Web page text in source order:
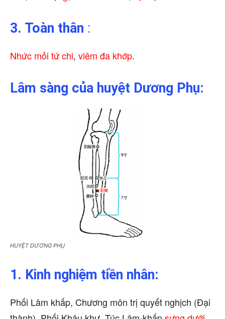
3. Toàn thân :
Nhức mỏi tứ chi, viêm đa khớp.
Lâm sàng của huyệt Dương Phụ:
HUYỆT DƯƠNG PHỤ
1. Kinh nghiệm tiền nhân:
Phối Lâm khấp, Chương môn trị quyết nghịch (Đại